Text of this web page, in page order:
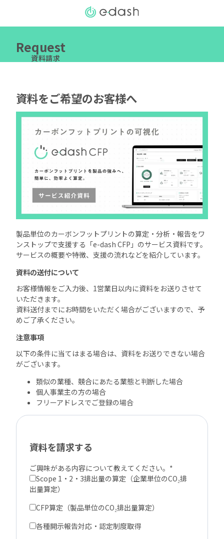
Request
資料請求
資料をご希望のお客様へ
製品単位のカーボンフットプリントの算定・分析・報告をワ
ンストップで支援する「e-dash CFP 」のサービス資料です。
サービスの概要や特徴、支援の流れなどを紹介しています。
資料の送付について
お客様情報をご入力後、1営業日以内に資料をお送りさせて
いただきます。
資料送付までにお時間をいただく場合がございますので、予
めご了承ください。
注意事項
以下の条件に当てはまる場合は、資料をお送りできない場合
がございます。
類似の業種、競合にあたる業態と判断した場合
個人事業主の方の場合
フリーアドレスでご登録の場合
資料を請求する
ご興味がある内容について教えてください。 *
Scope 1・2・3排出量の算定（企業単位のCO₂排
出量算定）
CFP算定（製品単位のCO₂排出量算定）
各種開示報告対応・認定制度取得